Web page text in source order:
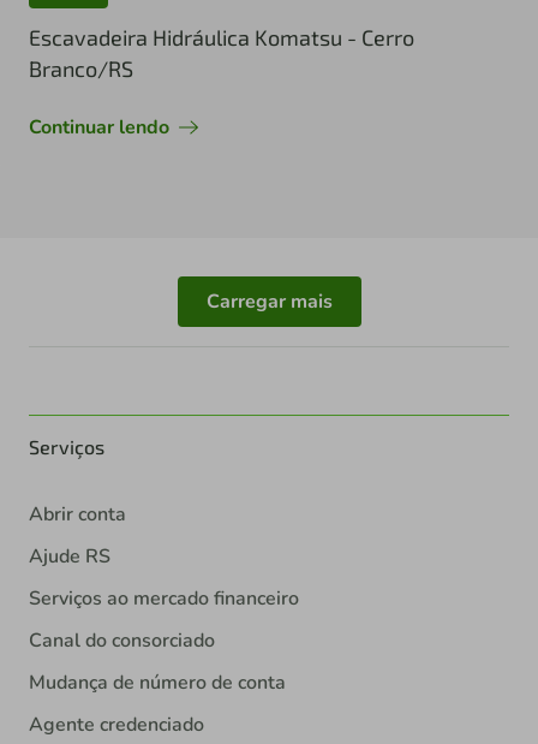
Escavadeira Hidráulica Komatsu - Cerro
Branco/RS
Continuar lendo
Carregar mais
Serviços
Abrir conta
Ajude RS
Serviços ao mercado financeiro
Canal do consorciado
Mudança de número de conta
Agente credenciado